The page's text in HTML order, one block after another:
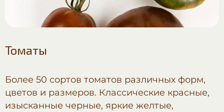
Томаты
Более 50 сортов томатов различных форм,
цветов и размеров. Классические красные,
изысканные черные, яркие желтые,